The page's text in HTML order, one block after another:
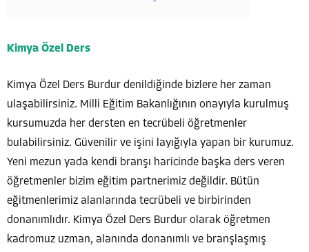
Kimya Özel Ders
Kimya Özel Ders Burdur denildiğinde bizlere her zaman
ulaşabilirsiniz. Milli Eğitim Bakanlığının onayıyla kurulmuş
kursumuzda her dersten en tecrübeli öğretmenler
bulabilirsiniz. Güvenilir ve işini layığıyla yapan bir kurumuz.
Yeni mezun yada kendi branşı haricinde başka ders veren
öğretmenler bizim eğitim partnerimiz değildir. Bütün
eğitmenlerimiz alanlarında tecrübeli ve birbirinden
donanımlıdır. Kimya Özel Ders Burdur olarak öğretmen
kadromuz uzman, alanında donanımlı ve branşlaşmış